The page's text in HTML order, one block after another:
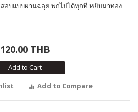
อบแบบผ่านฉลุย พกไปได้ทุกที่ หยิบมาท่อง
120.00 THB
Add to Cart
Add to Compare